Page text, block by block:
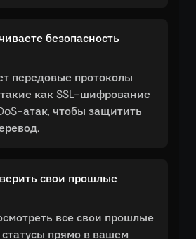
безопасность
передовые протоколы
как SSL-шифрование
атак, чтобы защитить
свои прошлые
все свои прошлые
прямо в вашем